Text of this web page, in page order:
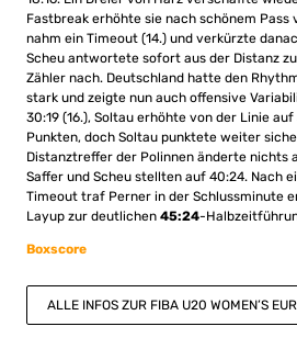
Fastbreak erhöhte sie nach schönem Pass
nahm ein Timeout (14.) und verkürzte
Scheu antwortete sofort aus der Distanz
Zähler nach. Deutschland hatte den
stark und zeigte nun auch offensive
30:19 (16.), Soltau erhöhte von der Linie
Punkten, doch Soltau punktete weiter
Distanztreffer der Polinnen änderte nichts
Saffer und Scheu stellten auf 40:24. Nach
Timeout traf Perner in der Schlussminute
Layup zur deutlichen 45:24-
Boxscore
ALLE INFOS ZUR FIBA U20 WOMEN’S